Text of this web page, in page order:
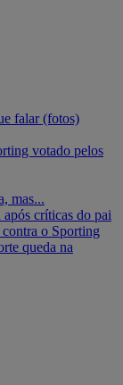
falar (fotos)
votado pelos
mas...
críticas do pai
o Sporting
queda na